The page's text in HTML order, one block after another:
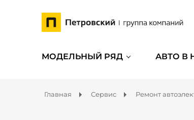
МОДЕЛЬНЫЙ РЯД АВТО В
Главная Сервис Ремонт